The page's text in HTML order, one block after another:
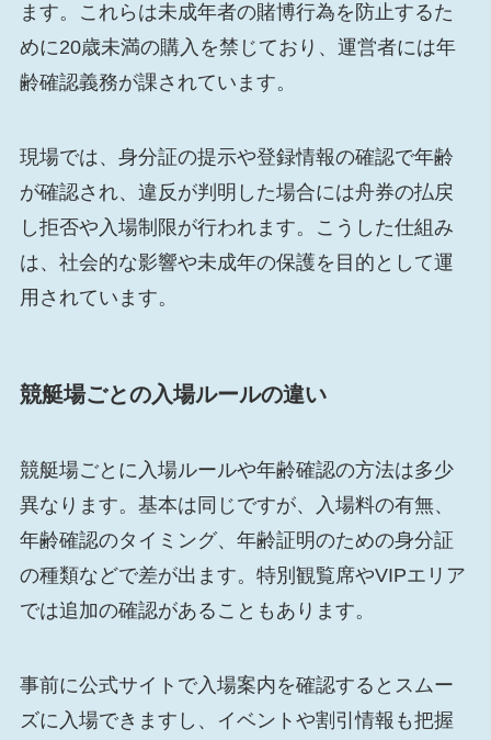
ます。これらは未成年者の賭博行為を防止するた
めに20歳未満の購入を禁じており、運営者には年
齢確認義務が課されています。
現場では、身分証の提示や登録情報の確認で年齢
が確認され、違反が判明した場合には舟券の払戻
し拒否や入場制限が行われます。こうした仕組み
は、社会的な影響や未成年の保護を目的として運
用されています。
競艇場ごとの入場ルールの違い
競艇場ごとに入場ルールや年齢確認の方法は多少
異なります。基本は同じですが、入場料の有無、
年齢確認のタイミング、年齢証明のための身分証
の種類などで差が出ます。特別観覧席やVIPエリア
では追加の確認があることもあります。
事前に公式サイトで入場案内を確認するとスムー
ズに入場できますし、イベントや割引情報も把握